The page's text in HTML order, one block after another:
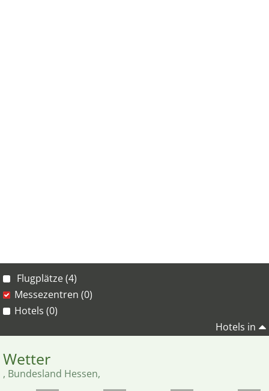
Flugplätze (4)
Messezentren (0)
Hotels (0)
Hotels in
Wetter
, Bundesland Hessen,